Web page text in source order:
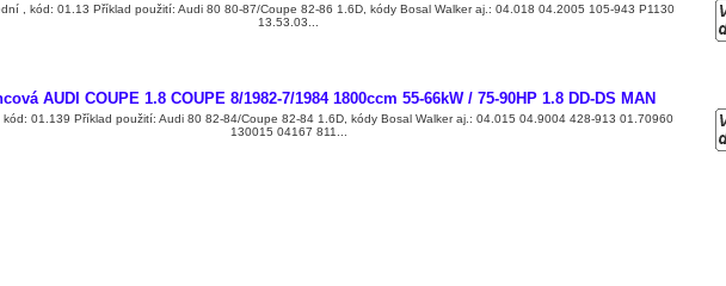
, kód: 01.13 Příklad použití: Audi 80 80-87/Coupe 82-86 1.6D, kódy Bosal Walker aj.: 04.018 04.2005 105-943 P1130
13.53.03...
AUDI COUPE 1.8 COUPE 8/1982-7/1984 1800ccm 55-66kW / 75-90HP 1.8 DD-DS MAN
kód: 01.139 Příklad použití: Audi 80 82-84/Coupe 82-84 1.6D, kódy Bosal Walker aj.: 04.015 04.9004 428-913 01.70960
130015 04167 811...